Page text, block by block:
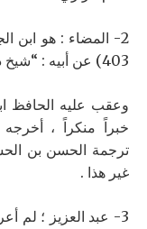
403) عن أبيه : “شيخ دينوري ، ليس بمشهور ، محله الصدق” .
وعقب عليه الحافظ
خبراً منكراً ،
ترجمة الحسن بن
غير هذا .
3- عبد العزيز ؛ لم